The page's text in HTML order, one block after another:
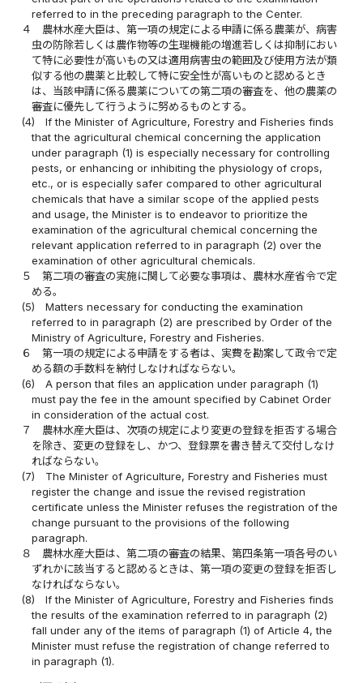
referred to in the preceding paragraph to the Center.
４
農林水産大臣は、第一項の規定による申請に係る農薬が、病害
虫の防除若しくは農作物等の生理機能の増進若しくは抑制におい
て特に必要性が高いもの又は適用病害虫の範囲及び使用方法が類
似する他の農薬と比較して特に安全性が高いものと認めるとき
は、当該申請に係る農薬についての第二項の審査を、他の農薬の
審査に優先して行うように努めるものとする。
(4)
If the Minister of Agriculture, Forestry and Fisheries finds
that the agricultural chemical concerning the application
under paragraph (1) is especially necessary for controlling
pests, or enhancing or inhibiting the physiology of crops,
etc., or is especially safer compared to other agricultural
chemicals that have a similar scope of the applied pests
and usage, the Minister is to endeavor to prioritize the
examination of the agricultural chemical concerning the
relevant application referred to in paragraph (2) over the
examination of other agricultural chemicals.
５
第二項の審査の実施に関して必要な事項は、農林水産省令で定
める。
(5)
Matters necessary for conducting the examination
referred to in paragraph (2) are prescribed by Order of the
Ministry of Agriculture, Forestry and Fisheries.
６
第一項の規定による申請をする者は、実費を勘案して政令で定
める額の手数料を納付しなければならない。
(6)
A person that files an application under paragraph (1)
must pay the fee in the amount specified by Cabinet Order
in consideration of the actual cost.
７
農林水産大臣は、次項の規定により変更の登録を拒否する場合
を除き、変更の登録をし、かつ、登録票を書き替えて交付しなけ
ればならない。
(7)
The Minister of Agriculture, Forestry and Fisheries must
register the change and issue the revised registration
certificate unless the Minister refuses the registration of the
change pursuant to the provisions of the following
paragraph.
８
農林水産大臣は、第二項の審査の結果、第四条第一項各号のい
ずれかに該当すると認めるときは、第一項の変更の登録を拒否し
なければならない。
(8)
If the Minister of Agriculture, Forestry and Fisheries finds
the results of the examination referred to in paragraph (2)
fall under any of the items of paragraph (1) of Article 4, the
Minister must refuse the registration of change referred to
in paragraph (1).